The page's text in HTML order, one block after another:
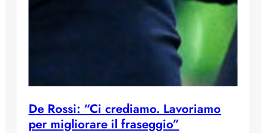
De Rossi: “Ci crediamo. Lavoriamo
per migliorare il fraseggio”